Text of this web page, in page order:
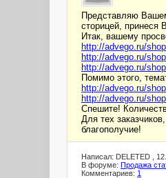
Представляю
сторицей, принеся
Итак, вашему
http://advego.ru/
http://advego.ru/
http://advego.ru/
Помимо этого,
http://advego.ru/
http://advego.ru/
Спешите!
Для тех
благополучие!
Написал: DELETED ,
В форуме: Продажа
Комментариев: 1